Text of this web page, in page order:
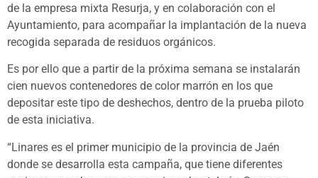
de la empresa mixta Resurja, y en colaboración con el
Ayuntamiento, para acompañar la implantación de la nueva
recogida separada de residuos orgánicos.
Es por ello que a partir de la próxima semana se instalarán
cien nuevos contenedores de color marrón en los que
depositar este tipo de deshechos, dentro de la prueba piloto
de esta iniciativa.
“Linares es el primer municipio de la provincia de Jaén
donde se desarrolla esta campaña, que tiene diferentes